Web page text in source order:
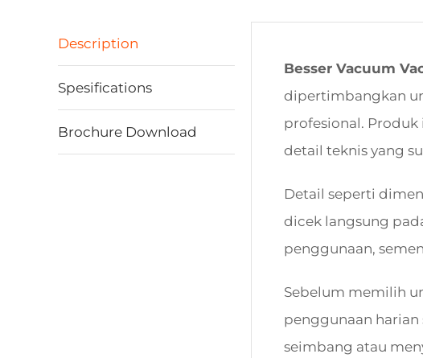
Description
Spesifications
Brochure Download
Besser Vacuum
dipertimbangkan
profesional.
detail teknis yang
Detail seperti
dicek langsung
penggunaan,
Sebelum memilih
penggunaan
seimbang atau